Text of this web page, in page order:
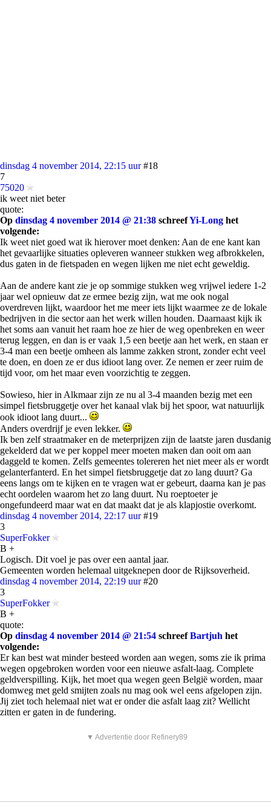
dinsdag 4 november 2014, 22:15 uur #18
7
75020
ik weet niet beter
quote:
Op dinsdag 4 november 2014 @ 21:38 schreefYi-Long het
volgende:
Ik weet niet goed wat ik hierover moet denken: Aan de ene kant kan
het gevaarlijke situaties opleveren wanneer stukken weg afbrokkelen,
dus gaten in de fietspaden en wegen lijken me niet echt geweldig.
Aan de andere kant zie je op sommige stukken weg vrijwel iedere 1-2
jaar wel opnieuw dat ze ermee bezig zijn, wat me ook nogal
overdreven lijkt, waardoor het me meer iets lijkt waarmee ze de lokale
bedrijven in die sector aan het werk willen houden. Daarnaast kijk ik
het soms aan vanuit het raam hoe ze hier de weg openbreken en weer
terug leggen, en dan is er vaak 1,5 een beetje aan het werk, en staan er
3-4 man een beetje omheen als lamme zakken stront, zonder echt veel
te doen, en doen ze er dus idioot lang over. Ze nemen er zeer ruim de
tijd voor, om het maar even voorzichtig te zeggen.
Sowieso, hier in Alkmaar zijn ze nu al 3-4 maanden bezig met een
simpel fietsbruggetje over het kanaal vlak bij het spoor, wat natuurlijk
ook idioot lang duurt...
Anders overdrijf je even lekker.
Ik ben zelf straatmaker en de meterprijzen zijn de laatste jaren dusdanig
gekelderd dat we per koppel meer moeten maken dan ooit om aan
daggeld te komen. Zelfs gemeentes tolereren het niet meer als er wordt
gelanterfanterd. En het simpel fietsbruggetje dat zo lang duurt? Ga
eens langs om te kijken en te vragen wat er gebeurt, daarna kan je pas
echt oordelen waarom het zo lang duurt. Nu roeptoeter je
ongefundeerd maar wat en dat maakt dat je als klapjostie overkomt.
dinsdag 4 november 2014, 22:17 uur #19
3
SuperFokker
B +
Logisch. Dit voel je pas over een aantal jaar.
Gemeenten worden helemaal uitgeknepen door de Rijksoverheid.
dinsdag 4 november 2014, 22:19 uur #20
3
SuperFokker
B +
quote:
Op dinsdag 4 november 2014 @ 21:54 schreefBartjuh het
volgende:
Er kan best wat minder besteed worden aan wegen, soms zie ik prima
wegen opgebroken worden voor een nieuwe asfalt-laag. Complete
geldverspilling. Kijk, het moet qua wegen geen België worden, maar
domweg met geld smijten zoals nu mag ook wel eens afgelopen zijn.
Jij ziet toch helemaal niet wat er onder die asfalt laag zit? Wellicht
zitten er gaten in de fundering.
▼ Advertentie door Refinery89